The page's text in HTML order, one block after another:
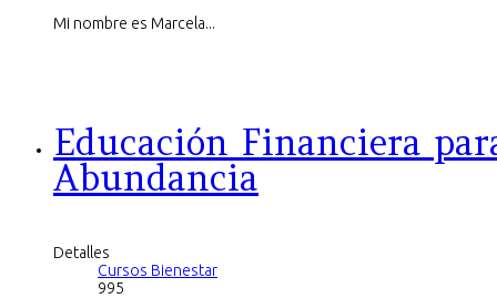
Mi nombre es Marcela...
Educación Financiera
Abundancia
Detalles
Cursos Bienestar
995